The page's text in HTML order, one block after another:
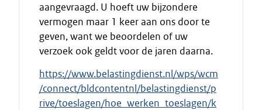
aangevraagd. U hoeft uw bijzondere
vermogen maar 1 keer aan ons door te
geven, want we beoordelen of uw
verzoek ook geldt voor de jaren daarna.
https://www.belastingdienst.nl/wps/wcm
/connect/bldcontentnl/belastingdienst/p
rive/toeslagen/hoe_werken_toeslagen/k